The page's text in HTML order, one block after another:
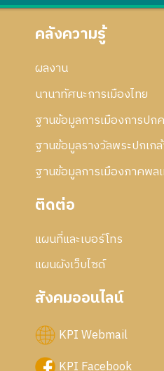
คลังความรู้
ผลงาน
นานาทัศนะการเมืองไทย
ฐานข้อมูลการเมืองการปก
ฐานข้อมูลรางวัลพระปกเก
ฐานข้อมูลการเมืองภาคพล
ติดต่อ
แผนที่และเบอร์โทร
แผนผังเว็บไซด์
สังคมออนไลน์
KPI Webmail
KPI Facebook